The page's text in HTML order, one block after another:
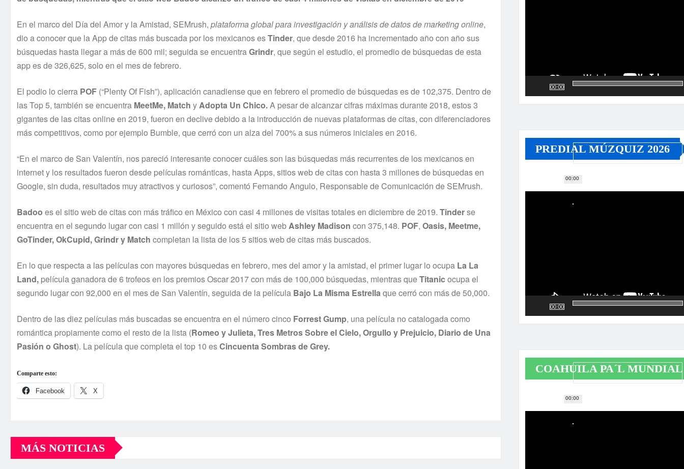
En el marco del Día del Amor y la Amistad, SEMrush, plataforma global para investigación y análisis de datos de marketing online,
dio a conocer que la App de citas más buscada por los mexicanos esTinder, que desde 2016 ha incrementado año con año sus
búsquedas hasta llegar a más de 600 mil; seguida se encuentraGrindr, que según el estudio, el promedio de búsquedas de esta
app es de 326,625, solo en el mes de febrero.
El podio lo cierra POF (“Plenty Of Fish”), aplicación canadiense que en febrero el promedio de búsquedas es de 102,375. Dentro de
las Top 5, también se encuentra MeetMe, Match yAdopta Un Chico.A pesar de alcanzar cifras máximas durante 2018, estos 3
gigantes de las citas online en 2019, fueron en declive debido a la introducción de nuevas plataformas de citas, con diferenciadores
más competitivos, como por ejemplo Bumble, que cerró con un alza del 700% a sus números iniciales en 2016.
“En el marco de San Valentín, nos pareció interesante conocer cuáles son las búsquedas más recurrentes de los mexicanos en
internet y los resultados fueron desde películas románticas, hasta Apps, sitios web de citas con hasta 3 millones de búsquedas en
Google, sin duda, resultados muy atractivos y curiosos”, comentó Fernando Angulo, Responsable de Comunicación de SEMrush.
Badoo es el sitio web de citas con más tráfico en México con casi 4 millones de visitas totales en diciembre de 2019. Tinderse
encuentra en el segundo lugar con casi 1 millón y seguido está el sitio webAshley Madison con 375,148. POF, Oasis, Meetme,
GoTinder, OkCupid, Grindr y Match completan la lista de los 5 sitios web de citas más buscados.
En lo que respecta a las películas con mayores búsquedas en febrero, mes del amor y la amistad, el primer lugar lo ocupa La La
Land, película ganadora de 6 trofeos en los premios Oscar 2017 con más de 100,000 búsquedas, mientras queTitanic ocupa el
segundo lugar con 92,000 en el mes de San Valentín, seguida de la película Bajo La Misma Estrellaque cerró con más de 50,000.
Dentro de las diez películas más buscadas se encuentra en el número cinco Forrest Gump, una película no catalogada como
romántica propiamente como el resto de la lista (Romeo y Julieta, Tres Metros Sobre el Cielo, Orgullo y Prejuicio, Diario de Una
Pasión o Ghost). La película que completa el top 10 esCincuenta Sombras de Grey.
Comparte esto:
Facebook X
MÁS NOTICIAS
00:00
00:00
PREDIAL MÚZQUIZ 2026
Reproductor
00:00
00:00
COAHUILA PA´L MUNDIAL
Reproductor